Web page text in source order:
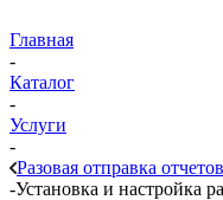
Главная
-
Каталог
-
Услуги
-
Разовая отправка отчетов
-Установка и настройка